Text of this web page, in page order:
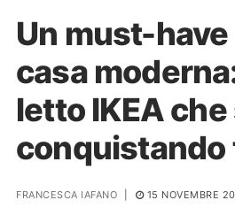
NOVITÀ
AMBIENTI
FAI DA TE
PIANTE
Ortaggio
Un must-have
casa
letto IKEA
FRANCESCA IAFANO 15 NOVEMBRE